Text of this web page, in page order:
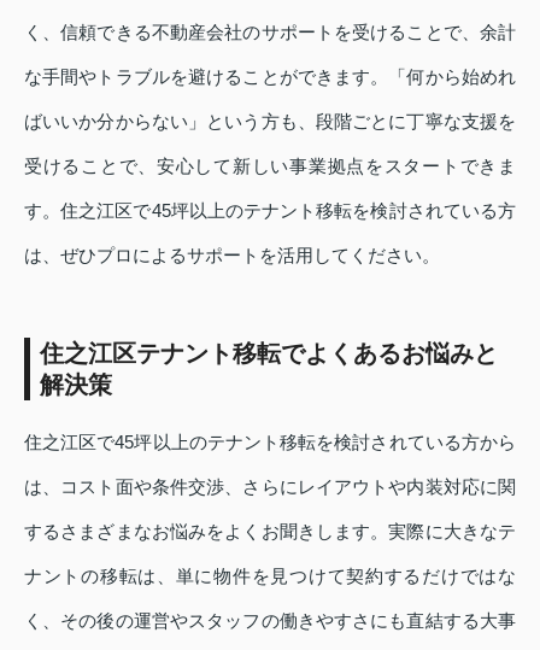
く、信頼できる不動産会社のサポートを受けることで、余計
な手間やトラブルを避けることができます。「何から始めれ
ばいいか分からない」という方も、段階ごとに丁寧な支援を
受けることで、安心して新しい事業拠点をスタートできま
す。住之江区で45坪以上のテナント移転を検討されている方
は、ぜひプロによるサポートを活用してください。
住之江区テナント移転でよくあるお悩みと
解決策
住之江区で45坪以上のテナント移転を検討されている方から
は、コスト面や条件交渉、さらにレイアウトや内装対応に関
するさまざまなお悩みをよくお聞きします。実際に大きなテ
ナントの移転は、単に物件を見つけて契約するだけではな
く、その後の運営やスタッフの働きやすさにも直結する大事